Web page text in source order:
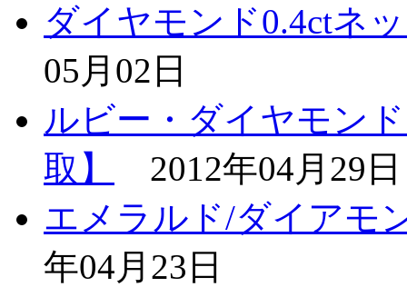
ダイヤモンド0.4ctネ
05月02日
ルビー・ダイヤモン
取】
2012年04月29日
エメラルド/ダイアモ
年04月23日